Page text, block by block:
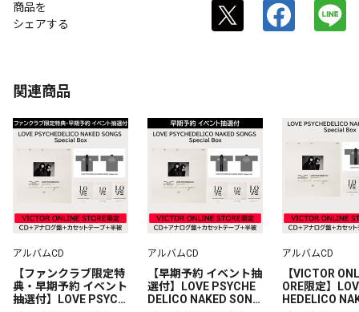
商品を
シェアする
関連商品
アルバムCD
【ファンクラブ限定特
典・早期予約 イベント
抽選付】LOVE PSYCH
アルバムCD
【早期予約 イベント抽
選付】LOVE PSYCHE
DELICO NAKED SONG
アルバムCD
【VICTOR
ORE限定】
HEDELICO